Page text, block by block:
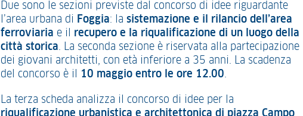
Due sono le sezioni previste dal concorso di idee riguardante
l’area urbana di Foggia: la sistemazione e il rilancio dell’area
ferroviaria e il recupero e la riqualificazione di un luogo della
città storica. La seconda sezione è riservata alla partecipazione
dei giovani architetti, con età inferiore a 35 anni. La scadenza
del concorso è il
10 maggio entro le ore 12.00.
La terza scheda analizza il concorso di idee per la
riqualificazione urbanistica e architettonica di piazza Campo